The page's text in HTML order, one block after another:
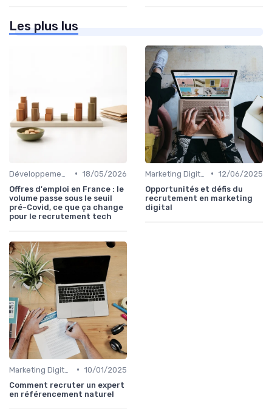
Les plus lus
• 18/05/2026
Offres d'emploi en France : le
volume passe sous le seuil
pré-Covid, ce que ça change
pour le recrutement tech
• 12/06/2025
Opportunités et défis du
recrutement en marketing
digital
• 10/01/2025
Comment recruter un expert
en référencement naturel